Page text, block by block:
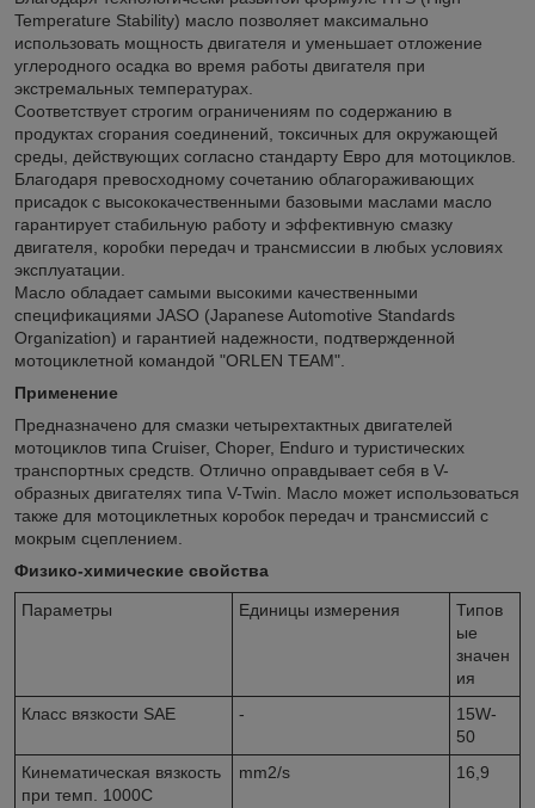
Temperature Stability) масло позволяет максимально
использовать мощность двигателя и уменьшает отложение
углеродного осадка во время работы двигателя при
экстремальных температурах.
Соответствует строгим ограничениям по содержанию в
продуктах сгорания соединений, токсичных для окружающей
среды, действующих согласно стандарту Евро для мотоциклов.
Благодаря превосходному сочетанию облагораживающих
присадок с высококачественными базовыми маслами масло
гарантирует стабильную работу и эффективную смазку
двигателя, коробки передач и трансмиссии в любых условиях
эксплуатации.
Масло обладает самыми высокими качественными
спецификациями JASO (Japanese Automotive Standards
Organization) и гарантией надежности, подтвержденной
мотоциклетной командой "ORLEN TEAM".
Применение
Предназначено для смазки четырехтактных двигателей
мотоциклов типа Cruiser, Choper, Enduro и туристических
транспортных средств. Отлично оправдывает себя в V-
образных двигателях типа V-Twin. Масло может использоваться
также для мотоциклетных коробок передач и трансмиссий с
мокрым сцеплением.
Физико-химические свойства
Параметры Единицы измерения
Типов
ые
значен
ия
Класс вязкости SAE
-
15W-
50
Кинематическая вязкость
при темп. 1000C
mm2/s 16,9